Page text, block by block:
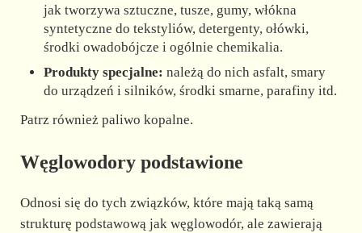
jak tworzywa sztuczne, tusze, gumy, włókna
syntetyczne do tekstyliów, detergenty, ołówki,
środki owadobójcze i ogólnie chemikalia.
Produkty specjalne: należą do nich asfalt, smary
do urządzeń i silników, środki smarne, parafiny itd.
Patrz również paliwo kopalne.
Węglowodory podstawione
Odnosi się do tych związków, które mają taką samą
strukturę podstawową jak węglowodór, ale zawierają